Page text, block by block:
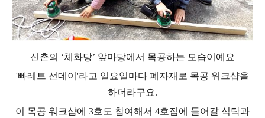
신촌의 ‘체화당’ 앞마당에서 목공하는 모습이예요
'빠레트 선데이'라고 일요일마다 폐자재로 목공 워크샵을
하더라구요.
이 목공 워크샵에 3호도 참여해서 4호집에 들어갈 식탁과